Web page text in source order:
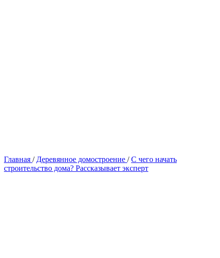
Главная / Деревянное домостроение / С чего начать
строительство дома? Рассказывает эксперт